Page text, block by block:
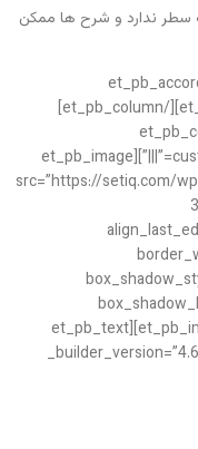
سطر ندارد و شرح ها ممکن
[/
_module_preset=”default”][/et_pb_accordion][/et_pb_column]
custom_padding=”|||” custom_padding__hover=”|||”][et_pb_image
src=”https://setiq.com/
box_shadow_color=”rgba(0,0,0,0.4)”][/et_pb_image][et_pb_text